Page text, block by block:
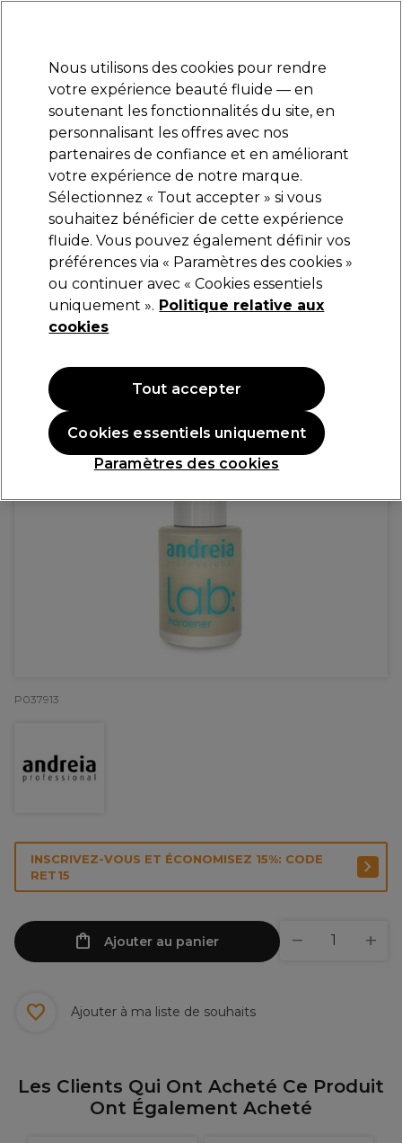
Se connecter
Marques Bons plans Coiffure Electro et Matériel
Livraison et délais
lire la suite
Andreia Professional
Andreia Professional Lab Traitement pour les
ongles - Hardener 10.5ml
5,69 €
P037913
INSCRIVEZ-VOUS ET ÉCONOMISEZ 15%: CODE
RET15
Ajouter au panier
Ajouter à ma liste de souhaits
Les Clients Qui Ont Acheté Ce Produit
Ont Également Acheté
Nous utilisons des cookies pour rendre
votre expérience beauté fluide — en
soutenant les fonctionnalités du site, en
personnalisant les offres avec nos
partenaires de confiance et en améliorant
votre expérience de notre marque.
Sélectionnez « Tout accepter » si vous
souhaitez bénéficier de cette expérience
fluide. Vous pouvez également définir vos
préférences via « Paramètres des cookies »
ou continuer avec « Cookies essentiels
uniquement ». Politique relative aux
cookies
Paramètres des cookies
Cookies essentiels uniquement
Tout accepter